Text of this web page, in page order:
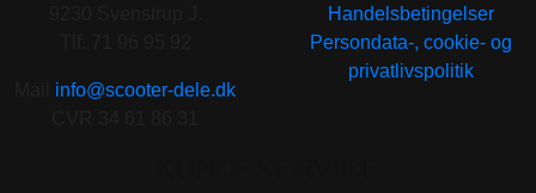
info@scooter-dele.dk
Handelsbetingelser
Persondata-, cookie- og
privatlivspolitik